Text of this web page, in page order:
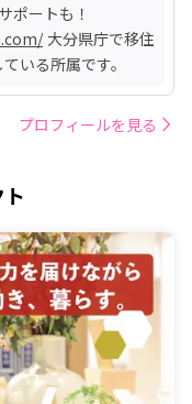
大分県庁で移住
いる所属です。
プロフィールを見る